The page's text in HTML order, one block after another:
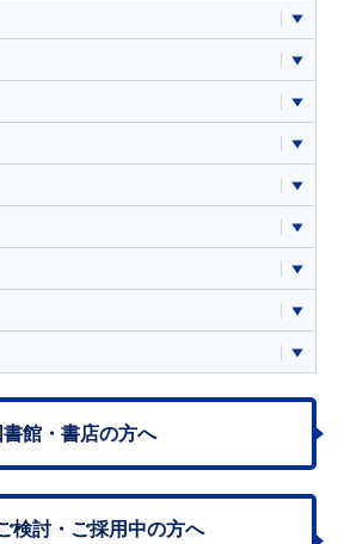
書館・書店の方へ
検討・ ご採用中の方へ